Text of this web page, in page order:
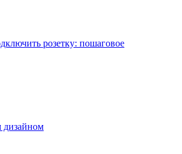
розетку: пошаговое
дизайном